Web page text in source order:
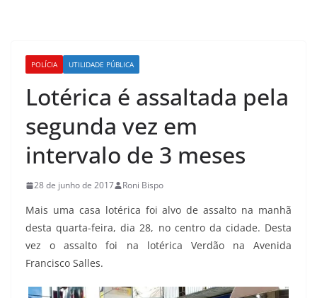
POLÍCIA UTILIDADE PÚBLICA
Lotérica é assaltada pela
segunda vez em
intervalo de 3 meses
28 de junho de 2017 Roni Bispo
Mais uma casa lotérica foi alvo de assalto na manhã
desta quarta-feira, dia 28, no centro da cidade. Desta
vez o assalto foi na lotérica Verdão na Avenida
Francisco Salles.